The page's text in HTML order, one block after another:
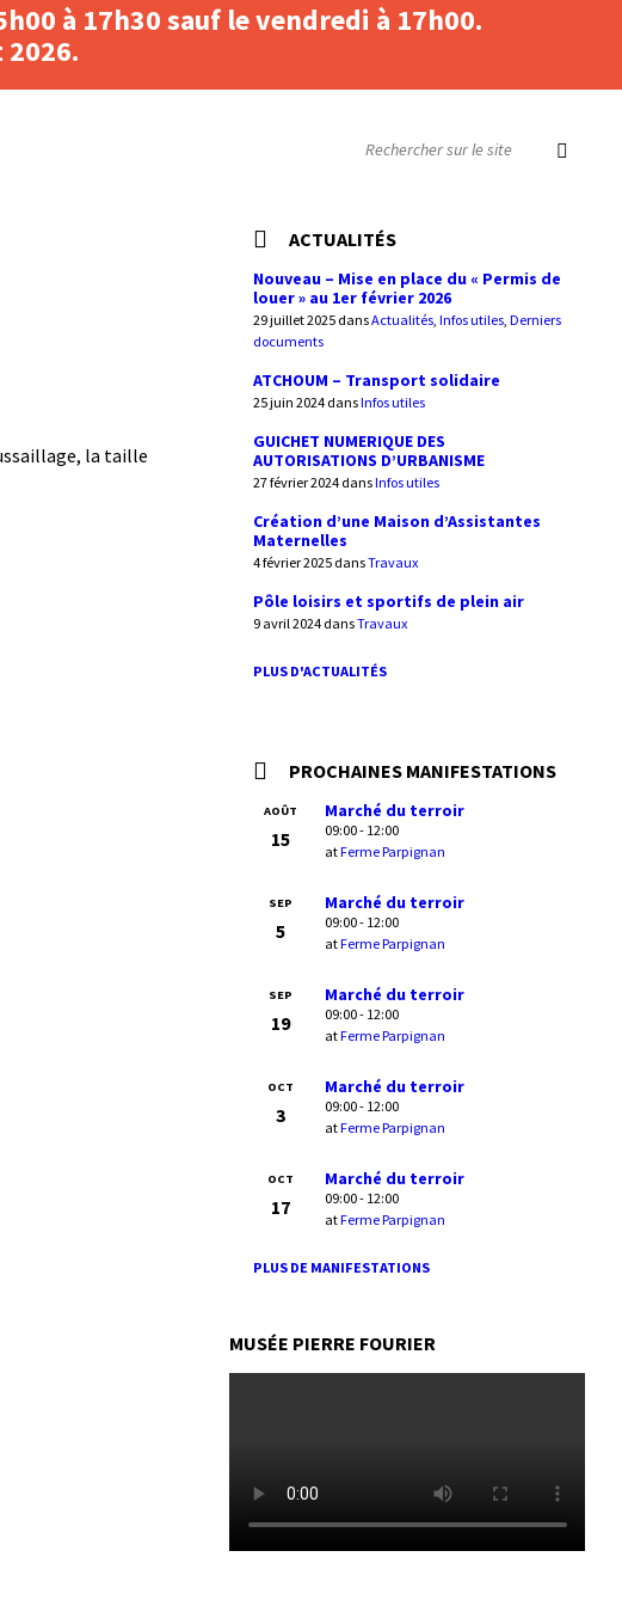
à 17h30 sauf le vendredi à 17h00.
la taille
ACTUALITÉS
Nouveau – Mise en place du « Permis de
louer » au 1er février 2026
29 juillet 2025 dansActualités,Infos utiles,Derniers
documents
ATCHOUM – Transport solidaire
25 juin 2024 dansInfos utiles
GUICHET NUMERIQUE DES
AUTORISATIONS D’URBANISME
27 février 2024 dansInfos utiles
Création d’une Maison d’Assistantes
Maternelles
4 février 2025 dansTravaux
Pôle loisirs et sportifs de plein air
9 avril 2024 dansTravaux
PLUS D'ACTUALITÉS
PROCHAINES MANIFESTATIONS
AOÛT
15
Marché du terroir
09:00 - 12:00
atFerme Parpignan
SEP
5
Marché du terroir
09:00 - 12:00
atFerme Parpignan
SEP
19
Marché du terroir
09:00 - 12:00
atFerme Parpignan
OCT
3
Marché du terroir
09:00 - 12:00
atFerme Parpignan
OCT
17
Marché du terroir
09:00 - 12:00
atFerme Parpignan
PLUS DE MANIFESTATIONS
MUSÉE PIERRE FOURIER